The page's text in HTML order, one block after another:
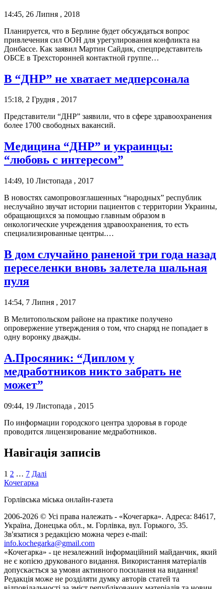
14:45, 26 Липня , 2018
Планируется, что в Берлине будет обсуждаться вопрос
привлечения сил ООН для урегулирования конфликта на
Донбассе. Как заявил Мартин Сайдик, спецпредставитель
ОБСЕ в Трехсторонней контактной группе…
В “ДНР” не хватает медперсонала
15:18, 2 Грудня , 2017
Представители “ДНР” заявили, что в сфере здравоохранения
более 1700 свободных вакансий.
Медицина “ДНР” и украинцы:
“любовь с интересом”
14:49, 10 Листопада , 2017
В новостях самопровозглашенных “народных” республик
неслучайно звучат истории пациентов с территории Украины,
обращающихся за помощью главным образом в
онкологические учреждения здравоохранения, то есть
специализированные центры.…
В дом случайно раненой три года назад
переселенки вновь залетела шальная
пуля
14:54, 7 Липня , 2017
В Мелитопольском районе на практике получено
опровержение утверждения о том, что снаряд не попадает в
одну воронку дважды.
А.Просяник: “Диплом у
медработников никто забрать не
может”
09:44, 19 Листопада , 2015
По информации городского центра здоровья в городе
проводится лицензирование медработников.
Навігація записів
1 2 … 7 Далі
Кочегарка
Горлівська міська онлайн-газета
2006-2026 © Усі права належать - «Кочегарка». Адреса: 84617,
Україна, Донецька обл., м. Горлівка, вул. Горького, 35.
Зв'язатися з редакцією можна через e-mail:
info.kochegarka@gmail.com
«Кочегарка» - це незалежний інформаційний майданчик, який
не є копією друкованого видання. Використання матеріалів
допускається за умови активного посилання на видання!
Редакція може не розділяти думку авторів статей та